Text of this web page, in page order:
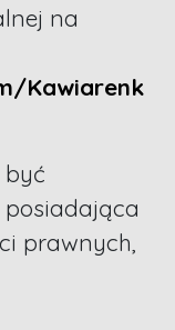
na
Kawiarenk
być
posiadająca
prawnych,